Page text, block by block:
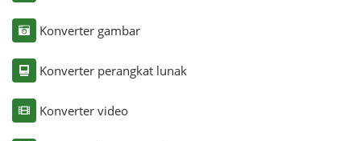
Konverter gambar
Konverter perangkat lunak
Konverter video